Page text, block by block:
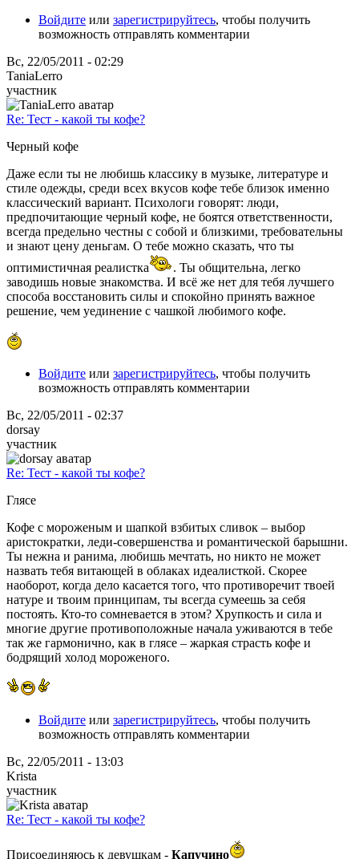
Войдите или зарегистрируйтесь, чтобы получить
возможность отправлять комментарии
Вс, 22/05/2011 - 02:29
TaniaLerro
участник
Re: Тест - какой ты кофе?
Черный кофе
Даже если ты не любишь классику в музыке, литературе и
стиле одежды, среди всех вкусов кофе тебе близок именно
классический вариант. Психологи говорят: люди,
предпочитающие черный кофе, не боятся ответственности,
всегда предельно честны с собой и близкими, требовательны
и знают цену деньгам. О тебе можно сказать, что ты
оптимистичная реалистка
. Ты общительна, легко
заводишь новые знакомства. И всё же нет для тебя лучшего
способа восстановить силы и спокойно принять важное
решение, чем уединение с чашкой любимого кофе.
Войдите или зарегистрируйтесь, чтобы получить
возможность отправлять комментарии
Вс, 22/05/2011 - 02:37
dorsay
участник
Re: Тест - какой ты кофе?
Глясе
Кофе с мороженым и шапкой взбитых сливок – выбор
аристократки, леди-совершенства и романтической барышни.
Ты нежна и ранима, любишь мечтать, но никто не может
назвать тебя витающей в облаках идеалисткой. Скорее
наоборот, когда дело касается того, что противоречит твоей
натуре и твоим принципам, ты всегда сумеешь за себя
постоять. Кто-то сомневается в этом? Хрупкость и сила и
многие другие противоположные начала уживаются в тебе
так же гармонично, как в глясе – жаркая страсть кофе и
бодрящий холод мороженого.
Войдите или зарегистрируйтесь, чтобы получить
возможность отправлять комментарии
Вс, 22/05/2011 - 13:03
Krista
участник
Re: Тест - какой ты кофе?
Присоединяюсь к девушкам - Капучино